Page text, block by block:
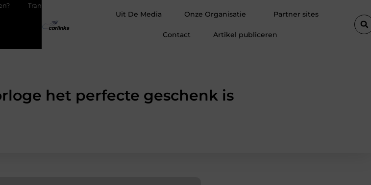
in Antwerpen als basis voor tevreden klanten
Uit De Media Onze Organisatie Partner sites
Contact Artikel publiceren
het perfecte geschenk is